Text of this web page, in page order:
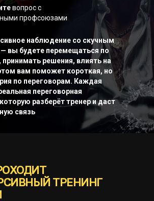
наблюдение со скучным
вы будете перемещаться по
решения, влиять на
вам поможет короткая, но
по переговорам. Каждая
переговорная
разберёт тренер и даст
связь
вопрос с
профсоюзами
ТРЕНИНГ